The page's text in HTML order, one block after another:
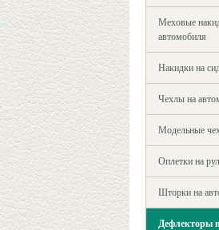
Меховые
автомобиля
Накидки на
Чехлы на
Модельные
Оплетки на
Шторки на
Дефлекторы